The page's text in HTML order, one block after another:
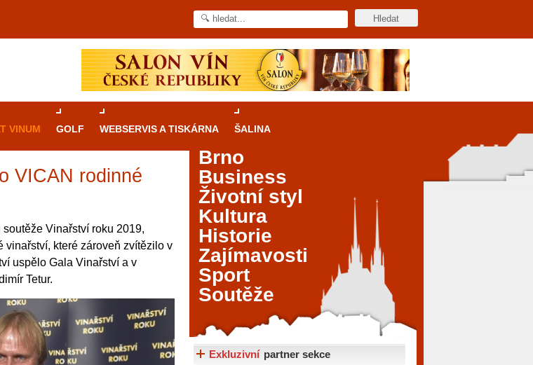
VINUM GOLF WEBSERVIS A TISKÁRNA ŠALINA
VICAN rodinné
Vinařství roku 2019,
vinařství, které zároveň zvítězilo v
uspělo Gala Vinařství a v
Tetur.
hrami v Brně: Od
známým pro zajímavé památky, skvělé
a univerzity. Mimo jiné je ale také
můžete legálně a bezpečně vyzkoušet
hry. V neustále kvetoucí moravské
širokou nabídku her od klasické
Celý článek...
Brno
Business
Životní styl
Kultura
Historie
Zajímavosti
Sport
Soutěže
Exkluzivní partner sekce